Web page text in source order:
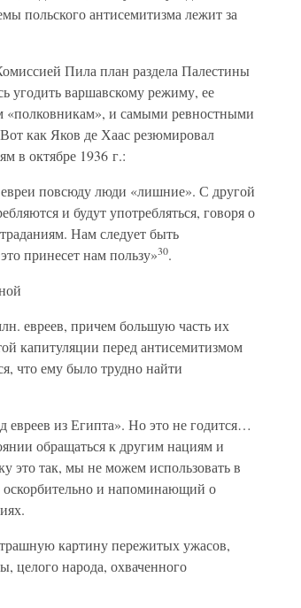
польского антисемитизма лежит за
Пила план раздела Палестины
угодить варшавскому режиму, ее
«полковникам», и самыми ревностными
как Яков де Хаас резюмировал
в октябре 1936 г.:
повсюду люди «лишние». С другой
и будут употребляться, говоря о
Нам следует быть
принесет нам пользу»30.
евреев, причем большую часть их
капитуляции перед антисемитизмом
что ему было трудно найти
евреев из Египта». Но это не годится…
обращаться к другим нациям и
это так, мы не можем использовать в
и напоминающий о
картину пережитых ужасов,
целого народа, охваченного